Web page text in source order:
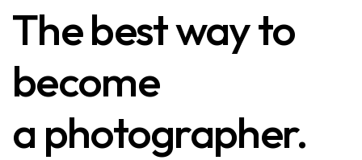
The best way to
become
a photographer.